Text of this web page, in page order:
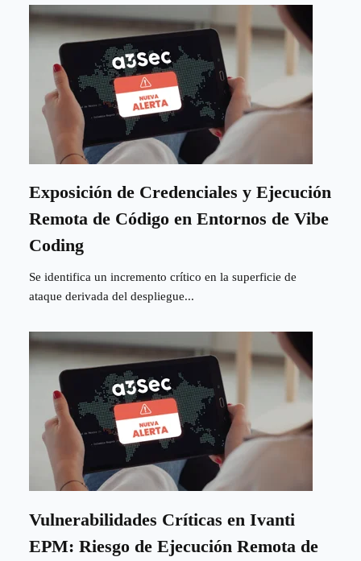
Exposición de Credenciales y Ejecución
Remota de Código en Entornos de Vibe
Coding
Se identifica un incremento crítico en la superficie de
ataque derivada del despliegue...
Vulnerabilidades Críticas en Ivanti
EPM: Riesgo de Ejecución Remota de